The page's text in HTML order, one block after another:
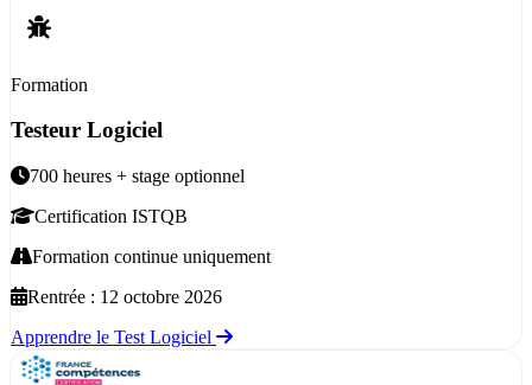
Formation
Testeur Logiciel
700 heures + stage optionnel
Certification ISTQB
Formation continue uniquement
Rentrée : 12 octobre 2026
Apprendre le Test Logiciel